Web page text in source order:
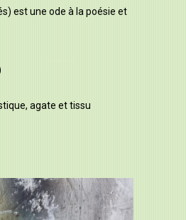
est une ode à la poésie et
agate et tissu